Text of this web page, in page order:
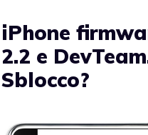
iPhone
2.2 e
Sblocco?